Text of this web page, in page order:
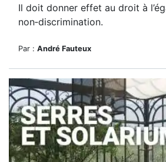
Il doit donner effet au droit à
non‑discrimination.
Par : André Fauteux